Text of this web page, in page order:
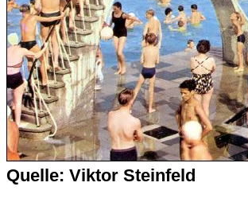
Quelle: Viktor Steinfeld